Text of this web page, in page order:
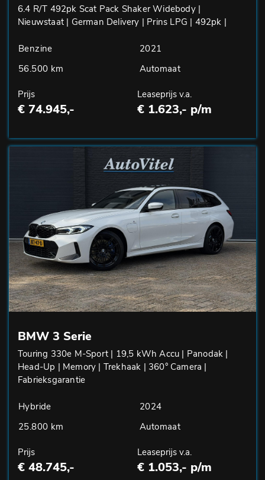
6.4 R/T 492pk Scat Pack Shaker Widebody |
Nieuwstaat | German Delivery | Prins LPG | 492pk |
Benzine
2021
56.500 km
Automaat
Prijs
€ 74.945,-
Leaseprijs v.a.
€ 1.623,- p/m
BMW 3 Serie
Touring 330e M-Sport | 19,5 kWh Accu | Panodak |
Head-Up | Memory | Trekhaak | 360° Camera |
Fabrieksgarantie
Hybride
2024
25.800 km
Automaat
Prijs
€ 48.745,-
Leaseprijs v.a.
€ 1.053,- p/m